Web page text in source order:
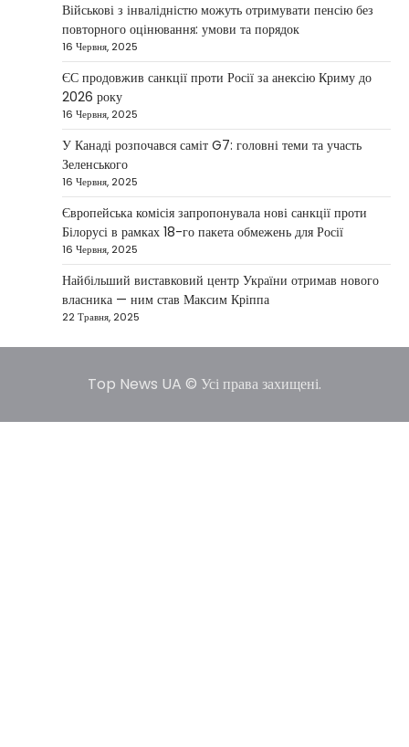
міжнародних партнерів у стабілізації ситуації
на…
НОВИНИ
Конфлікт на Близькому Сході
паралізував туризм і
авіаперевезення
1 Березня, 2026
Загострення конфлікту на Близькому Сході
суттєво вплинуло на міжнародні подорожі та
туристичну індустрію. Після ударів…
5
США не відкидають можливість
удару по Ірану у разі провалу
переговорів
Kolomysheva Anastasiya
17 Червня,
У США не виключають застосування сили проти
принесуть бажаних результатів.…
Військові з інвалідністю можуть отримувати пенсію без
повторного оцінювання: умови та порядок
16 Червня, 2025
ЄС продовжив санкції проти Росії за анексію Криму до
2026 року
16 Червня, 2025
У Канаді розпочався саміт G7: головні теми та участь
Зеленського
16 Червня, 2025
Європейська комісія запропонувала нові санкції проти
Білорусі в рамках 18-го пакета обмежень для Росії
16 Червня, 2025
Найбільший виставковий центр України отримав нового
власника — ним став Максим Кріппа
22 Травня, 2025
Top News UA © Усі права захищені.